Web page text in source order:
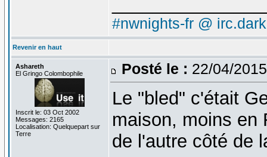
#nwnights-fr @
Revenir en haut
Ashareth
El Gringo Colombophile
Inscrit le: 03 Oct 2002
Messages: 2165
Localisation: Quelquepart sur
Terre
Posté le : 22/04/
Le "bled" c'était
maison, moins en
de l'autre côté de